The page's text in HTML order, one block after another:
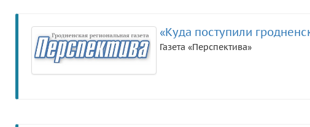
«Куда поступили
Газета «Перспектива»